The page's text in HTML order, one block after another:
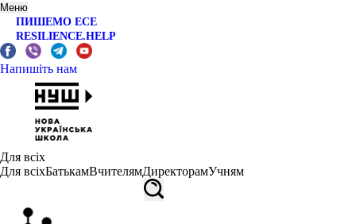
Меню
ПИШЕМО ЕСЕ
RESILIENCE.HELP
Напишіть нам
Для всіх
Для всіхБатькамВчителямДиректорамУчням